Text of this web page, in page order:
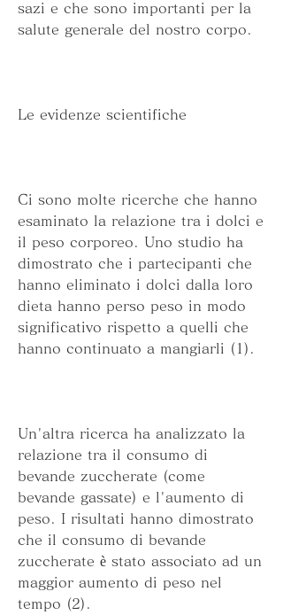
sazi e che sono importanti per la
salute generale del nostro corpo.
Le evidenze scientifiche
Ci sono molte ricerche che hanno
esaminato la relazione tra i dolci e
il peso corporeo. Uno studio ha
dimostrato che i partecipanti che
hanno eliminato i dolci dalla loro
dieta hanno perso peso in modo
significativo rispetto a quelli che
hanno continuato a mangiarli (1).
Un'altra ricerca ha analizzato la
relazione tra il consumo di
bevande zuccherate (come
bevande gassate) e l'aumento di
peso. I risultati hanno dimostrato
che il consumo di bevande
zuccherate è stato associato ad un
maggior aumento di peso nel
tempo (2).